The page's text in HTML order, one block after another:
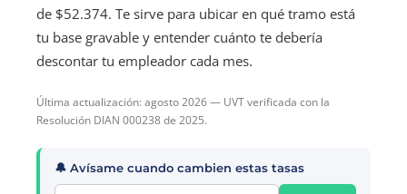
de $52.374. Te sirve para ubicar en qué tramo está
tu base gravable y entender cuánto te debería
descontar tu empleador cada mes.
Última actualización: agosto 2026 — UVT verificada con la
Resolución DIAN 000238 de 2025.
🔔 Avísame cuando cambien estas tasas